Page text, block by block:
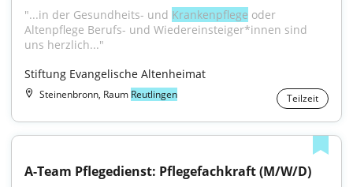
"...in der Gesundheits- und Krankenpflege oder
Altenpflege Berufs- und Wiedereinsteiger*innen sind
uns herzlich..."
Stiftung Evangelische Altenheimat
Steinenbronn, Raum Reutlingen Teilzeit
A-Team Pflegedienst: Pflegefachkraft (M/W/D)